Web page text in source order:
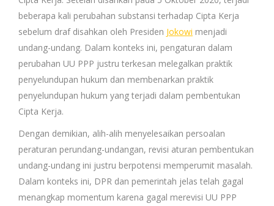
beberapa kali perubahan substansi terhadap Cipta Kerja
sebelum draf disahkan oleh Presiden Jokowi menjadi
undang-undang. Dalam konteks ini, pengaturan dalam
perubahan UU PPP justru terkesan melegalkan praktik
penyelundupan hukum dan membenarkan praktik
penyelundupan hukum yang terjadi dalam pembentukan
Cipta Kerja.
Dengan demikian, alih-alih menyelesaikan persoalan
peraturan perundang-undangan, revisi aturan pembentukan
undang-undang ini justru berpotensi memperumit masalah.
Dalam konteks ini, DPR dan pemerintah jelas telah gagal
menangkap momentum karena gagal merevisi UU PPP